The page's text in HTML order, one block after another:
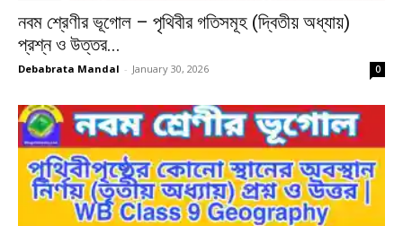
নবম শ্রেণীর ভূগোল – পৃথিবীর গতিসমূহ (দ্বিতীয় অধ্যায়)
প্রশ্ন ও উত্তর...
Debabrata Mandal - January 30, 2026 0